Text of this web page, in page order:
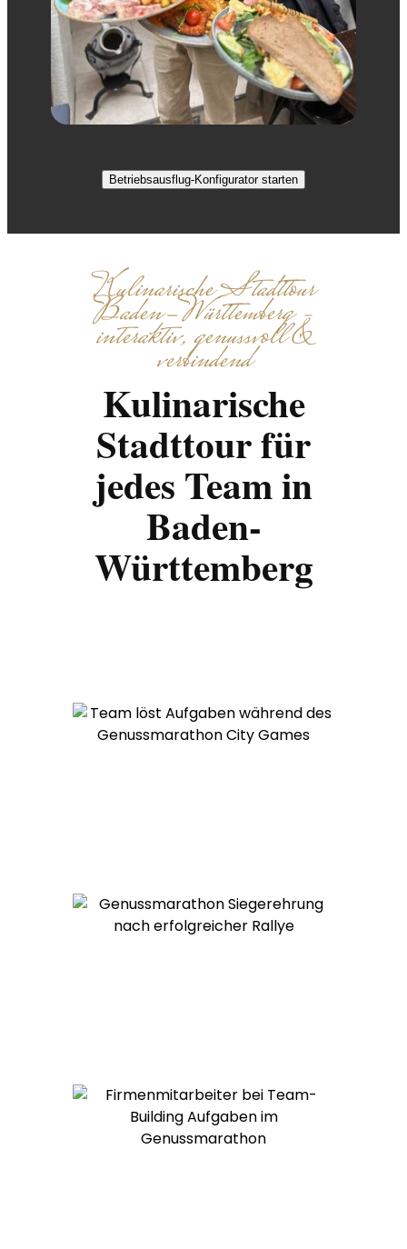
Betriebsausflug-Konfigurator starten
Kulinarische Stadttour
Baden-Württemberg –
interaktiv, genussvoll &
verbindend
Kulinarische
Stadttour für
jedes Team in
Baden-
Württemberg